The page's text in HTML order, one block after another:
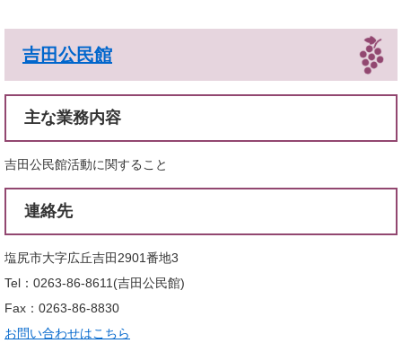
吉田公民館
主な業務内容
吉田公民館活動に関すること
連絡先
塩尻市大字広丘吉田2901番地3
Tel：0263-86-8611 吉田公民館
Fax：0263-86-8830
お問い合わせはこちら